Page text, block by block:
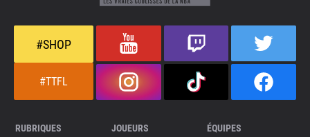
#SHOP
#TTFL
RUBRIQUES
JOUEURS ÉQUIPES